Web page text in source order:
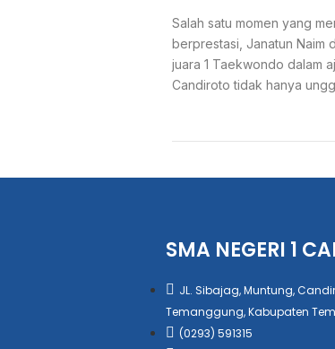
Salah satu momen yang
berprestasi, Janatun Naim
juara 1 Taekwondo dalam
Candiroto tidak hanya
SMA NEGERI 1
JL. Sibajag, Muntung,
Temanggung, Kabupaten
(0293) 591315